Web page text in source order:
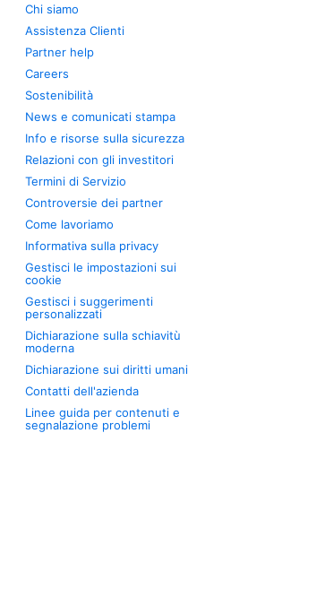
Chi siamo
Assistenza Clienti
Partner help
Careers
Sostenibilità
News e comunicati stampa
Info e risorse sulla sicurezza
Relazioni con gli investitori
Termini di Servizio
Controversie dei partner
Come lavoriamo
Informativa sulla privacy
Gestisci le impostazioni sui
cookie
Gestisci i suggerimenti
personalizzati
Dichiarazione sulla schiavitù
moderna
Dichiarazione sui diritti umani
Contatti dell'azienda
Linee guida per contenuti e
segnalazione problemi